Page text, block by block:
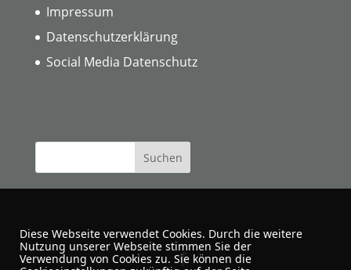
Impressum
Datenschutzerklärung
Social Media Datenschutz
Diese Webseite verwendet Cookies. Durch die weitere
Nutzung unserer Webseite stimmen Sie der
Verwendung von Cookies zu. Sie können die